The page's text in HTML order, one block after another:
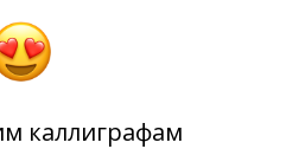
каллиграфам